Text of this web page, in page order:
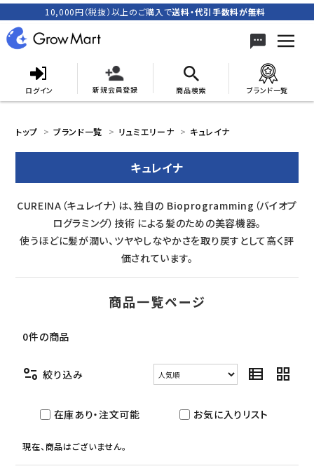
10,000円（税抜）以上のご購入で送料・代引手数料が無料
ログイン 新規会員登録 商品検索 ブランド一覧
search
meeting_room ログイン person 新規会員登録
カテゴリーから探す
特定商取引法について
トップ ブランド一覧 リュミエリーナ キュレイナ
キュレイナ
CUREINA（キュレイナ）は、独自の Bioprogramming（バイオプ
ログラミング）技術 による髪のための美容機器。
使うほどに髪が潤い、ツヤやしなやかさを取り戻すとして高く評
価されています。
商品一覧ページ
0件の商品
page_info 絞り込み view_list grid_view
在庫あり・注文可能 お気に入りリスト
現在、商品はございません。